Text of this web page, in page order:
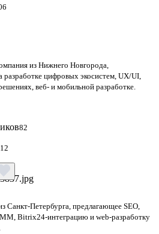
из Нижнего Новгорода,
разработке цифровых экосистем, UX/UI,
веб‑ и мобильной разработке.
82
Санкт-Петербурга, предлагающее SEO,
Bitrix24-интеграцию и web-разработку